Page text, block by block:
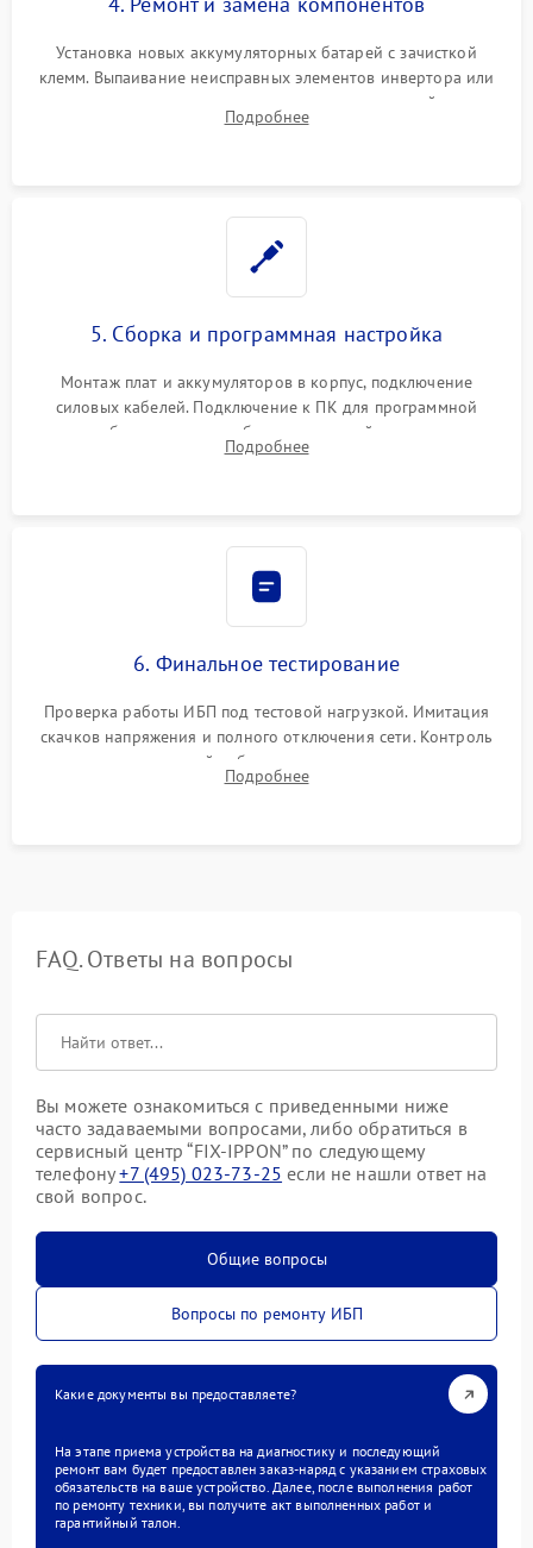
Установка новых аккумуляторных батарей с зачисткой
клемм. Выпаивание неисправных элементов инвертора или
цепи зарядки и монтаж новых радиодеталей.
Восстановление поврежденных токоведущих дорожек и
Подробнее
5. Сборка и программная настройка
Монтаж плат и аккумуляторов в корпус, подключение
силовых кабелей. Подключение к ПК для программной
калибровки констант батареи, настройки порогов
срабатывания AVR и сброса счетчиков старения АКБ.
Подробнее
6. Финальное тестирование
Проверка работы ИБП под тестовой нагрузкой. Имитация
скачков напряжения и полного отключения сети. Контроль
времени автономной работы, температурного режима и
корректности формы выходного сигнала.
Подробнее
FAQ. Ответы на вопросы
Вы можете ознакомиться с приведенными ниже
часто задаваемыми вопросами, либо обратиться в
сервисный центр “FIX-IPPON” по следующему
телефону+7 (495) 023-73-25 если не нашли ответ на
свой вопрос.
Общие вопросы
Вопросы по ремонту ИБП
Какие документы вы предоставляете?
На этапе приема устройства на диагностику и последующий
ремонт вам будет предоставлен заказ-наряд с указанием страховых
обязательств на ваше устройство. Далее, после выполнения работ
по ремонту техники, вы получите акт выполненных работ и
гарантийный талон.